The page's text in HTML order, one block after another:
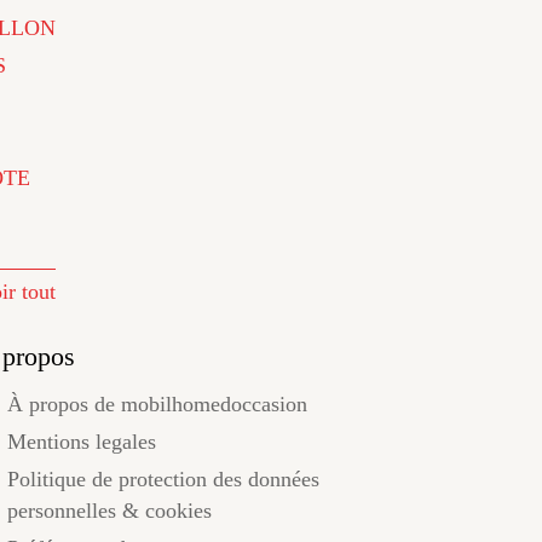
tout
À propos de mobilhomedoccasion
Mentions legales
Politique de protection des données
personnelles & cookies